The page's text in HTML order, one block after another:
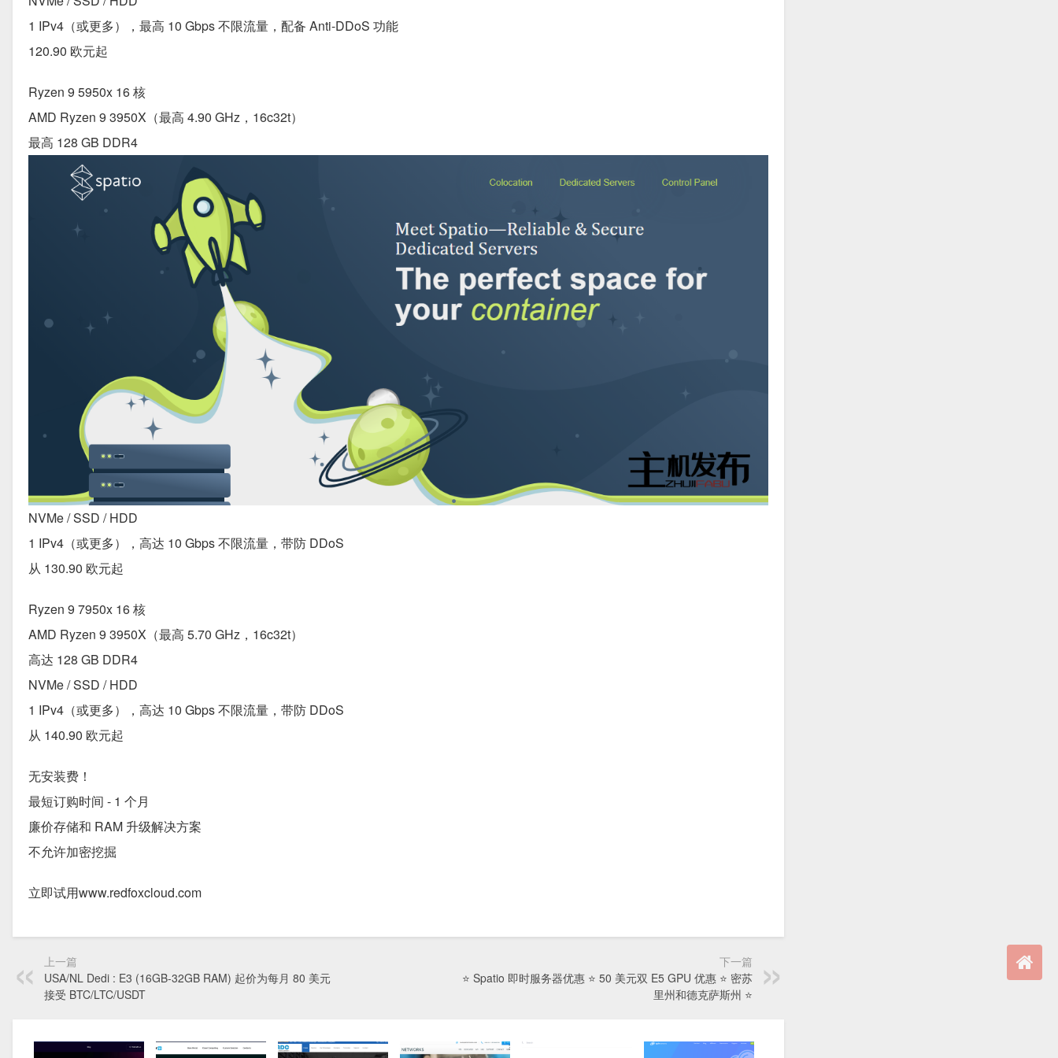
1 IPv4（或更多），最高 10 Gbps 不限流量，配备 Anti-DDoS 功能
120.90 欧元起
Ryzen 9 5950x 16 核
AMD Ryzen 9 3950X（最高 4.90 GHz，16c32t）
最高 128 GB DDR4
NVMe / SSD / HDD
1 IPv4（或更多），高达 10 Gbps 不限流量，带防 DDoS
从 130.90 欧元起
Ryzen 9 7950x 16 核
AMD Ryzen 9 3950X（最高 5.70 GHz，16c32t）
高达 128 GB DDR4
NVMe / SSD / HDD
1 IPv4（或更多），高达 10 Gbps 不限流量，带防 DDoS
从 140.90 欧元起
无安装费！
最短订购时间 - 1 个月
廉价存储和 RAM 升级解决方案
不允许加密挖掘
立即试用www.redfoxcloud.com
上一篇
USA/NL Dedi : E3 (16GB-32GB RAM) 起价为每月 80 美元
接受 BTC/LTC/USDT
下一篇
⭐ Spatio 即时服务器优惠 ⭐ 50 美元双 E5 GPU 优惠 ⭐ 密苏
里州和德克萨斯州 ⭐